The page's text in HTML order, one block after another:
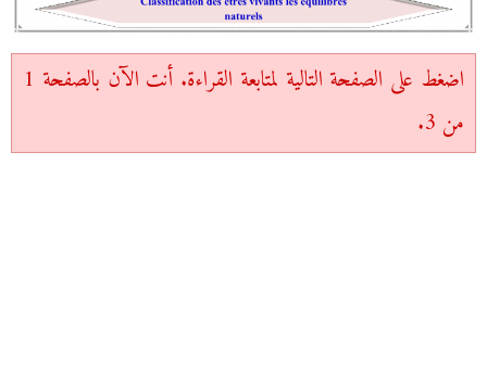
اضغط على الصفحة التالية لمتابعة القراءة. أنت الآن بالصفحة 1
من 3.